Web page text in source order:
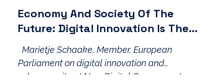
molto limitata.
Economy And Society Of The
Future: Digital Innovation Is The
Key
Marietje Schaake, Member, European
Parliament on digital innovation and
cybersecurity at New Digital Government